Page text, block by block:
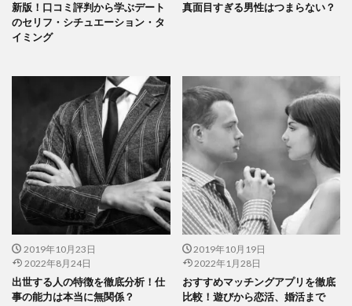
新版！口コミ評判から学ぶデート
のセリフ・シチュエーション・タ
イミング
真面目すぎる男性はつまらない？
2019年10月23日
2022年8月24日
出世する人の特徴を徹底分析！仕
事の能力は本当に無関係？
2019年10月19日
2022年1月28日
おすすめマッチングアプリを徹底
比較！遊びから恋活、婚活まで